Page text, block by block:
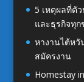
5 เหตุผลที่ตั
และธุรกิจทุ
หางานไต้ห
สมัครงาน
Homestay